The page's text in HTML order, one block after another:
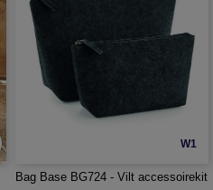
W1
Bag Base BG724 - Vilt accessoirekit